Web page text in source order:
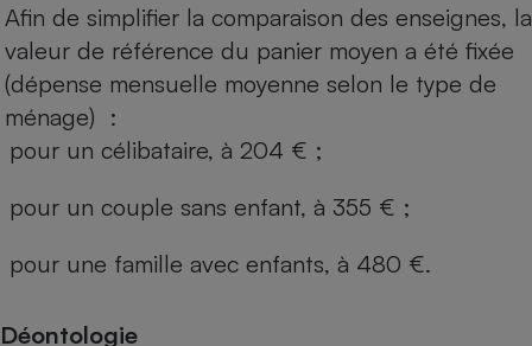
Afin de simplifier la comparaison des enseignes, la
valeur de référence du panier moyen a été fixée
(dépense mensuelle moyenne selon le type de
ménage) :
pour un célibataire, à 204 € ;
pour un couple sans enfant, à 355 € ;
pour une famille avec enfants, à 480 €.
Déontologie